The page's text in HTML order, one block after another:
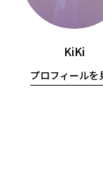
KiKi
プロフィールを